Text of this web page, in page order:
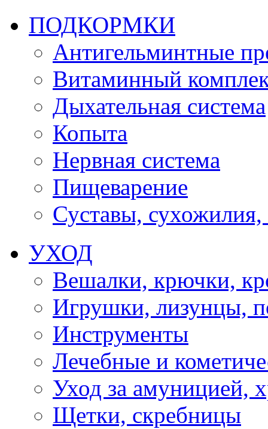
ПОДКОРМКИ
Антигельминтные
Витаминный
Дыхательная система
Копыта
Нервная система
Пищеварение
Суставы, сухожилия,
УХОД
Вешалки, крючки,
Игрушки, лизунцы,
Инструменты
Лечебные и
Уход за амуницией,
Щетки, скребницы